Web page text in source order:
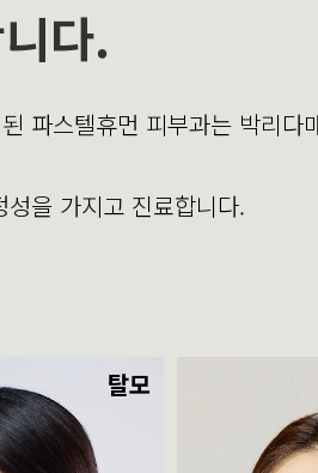
다.
파스텔휴먼 피부과는 박리다
을 가지고 진료합니다.
탈모